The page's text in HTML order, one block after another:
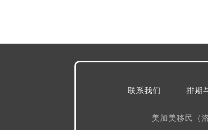
排期
联系我们
美加美移民（